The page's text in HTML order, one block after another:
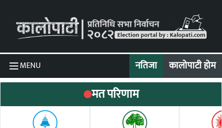
MENU नतिजा कालोपाटी होम
मत परिणाम